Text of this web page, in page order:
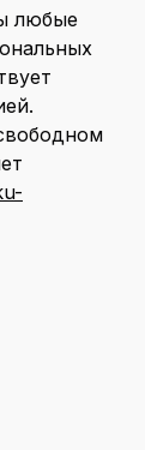
любые